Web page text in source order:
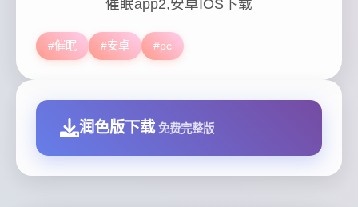
催眠app2,安卓IOS下载
#催眠 #安卓 #pc
润色版下载 免费完整版